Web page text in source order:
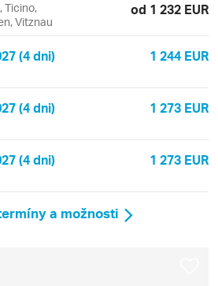
Ticino,
Vitznau
od 1 232 EUR
(4 dni) 1 244 EUR
(4 dni) 1 273 EUR
(4 dni) 1 273 EUR
a možnosti